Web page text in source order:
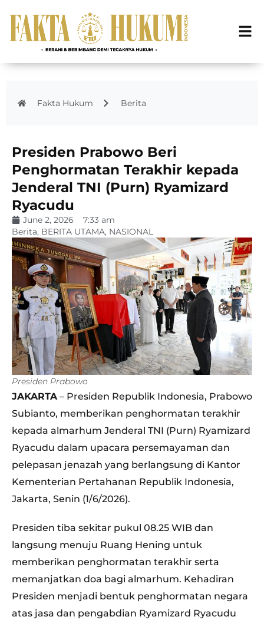
Fakta Hukum Berita
Presiden Prabowo Beri
Penghormatan Terakhir kepada
Jenderal TNI (Purn) Ryamizard
Ryacudu
June 2, 2026
7:33 am
Berita, BERITA UTAMA, NASIONAL
Presiden Prabowo
JAKARTA– Presiden Republik Indonesia, Prabowo
Subianto, memberikan penghormatan terakhir
kepada almarhum Jenderal TNI (Purn) Ryamizard
Ryacudu dalam upacara persemayaman dan
pelepasan jenazah yang berlangsung di Kantor
Kementerian Pertahanan Republik Indonesia,
Jakarta, Senin (1/6/2026).
Presiden tiba sekitar pukul 08.25 WIB dan
langsung menuju Ruang Hening untuk
memberikan penghormatan terakhir serta
memanjatkan doa bagi almarhum. Kehadiran
Presiden menjadi bentuk penghormatan negara
atas jasa dan pengabdian Ryamizard Ryacudu